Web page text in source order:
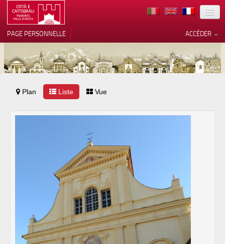
TERRITOIRE
ARCHITECTURE
MUSÉES
ACCÉDER
PAGE PERSONNELLE
Plan Liste Vue
Notification lors de la collecte
Vos choix en matière de